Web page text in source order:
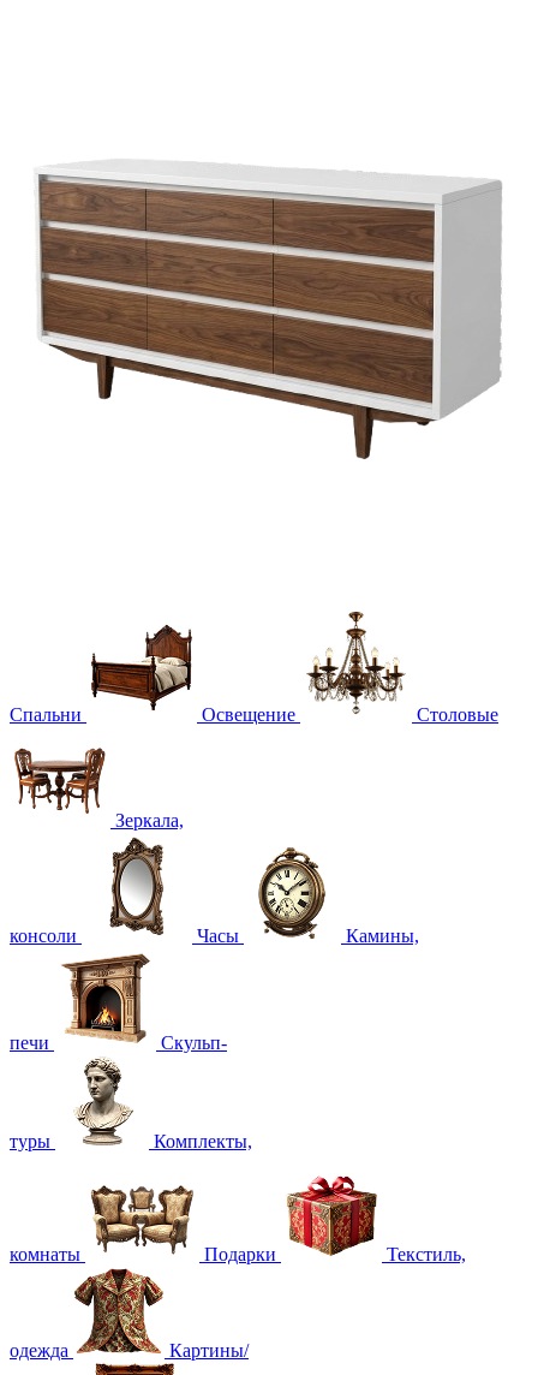
Спальни Освещение Столовые
Зеркала,
консоли Часы Камины,
печи Скульп-
туры Комплекты,
комнаты Подарки Текстиль,
одежда Картины/